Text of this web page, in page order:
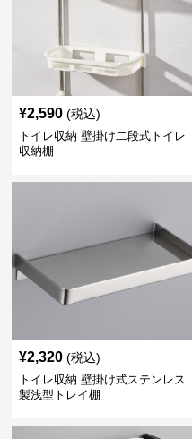
¥2,590 (税込)
トイレ収納 壁掛け二段式トイレ
収納棚
¥2,320 (税込)
トイレ収納 壁掛け式ステンレス
製浅型トレイ棚